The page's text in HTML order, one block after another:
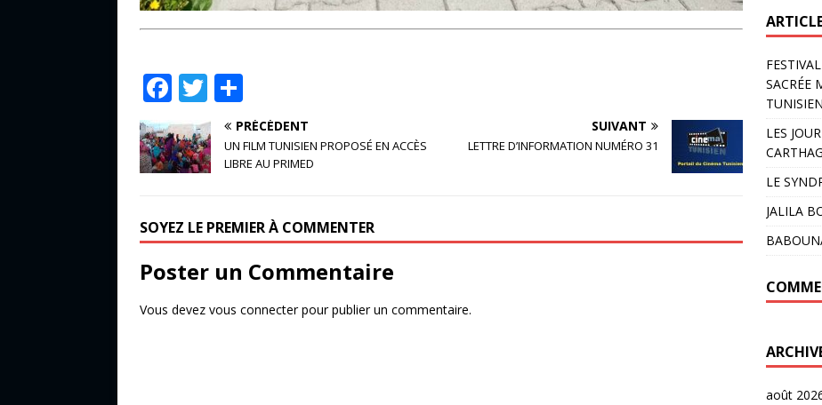
F
a
c
e
o
o
k
T
w
it
te
ar
ta
g
r
PRÉCÉDENT
UN FILM TUNISIEN PROPOSÉ EN ACCÈS
LIBRE AU PRIMED
SUIVANT
LETTRE D’INFORMATION NUMÉRO 31
SOYEZ LE PREMIER À COMMENTER
Poster un Commentaire
Vous devez vous connecterpour publier un commentaire.
SACRÉE
LES
LE
JALILA
août